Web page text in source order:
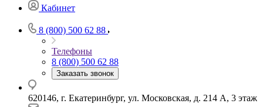
Кабинет
8 (800) 500 62 88
Телефоны
8 (800) 500 62 88
Заказать звонок
620146, г. Екатеринбург, ул. Московская, д. 214 А, 3 этаж